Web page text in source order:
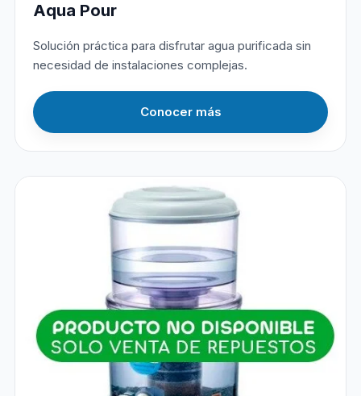
Aqua Pour
Solución práctica para disfrutar agua purificada sin
necesidad de instalaciones complejas.
Conocer más